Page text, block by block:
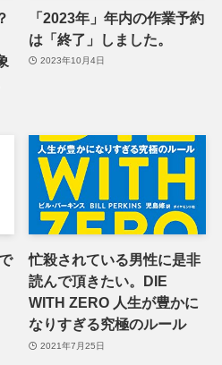
「2023年」年内の作業予約
は「終了」しました。
2023年10月4日
忙殺されている男性に是非
読んで頂きたい。DIE
WITH ZERO 人生が豊かに
なりすぎる究極のルール
2021年7月25日